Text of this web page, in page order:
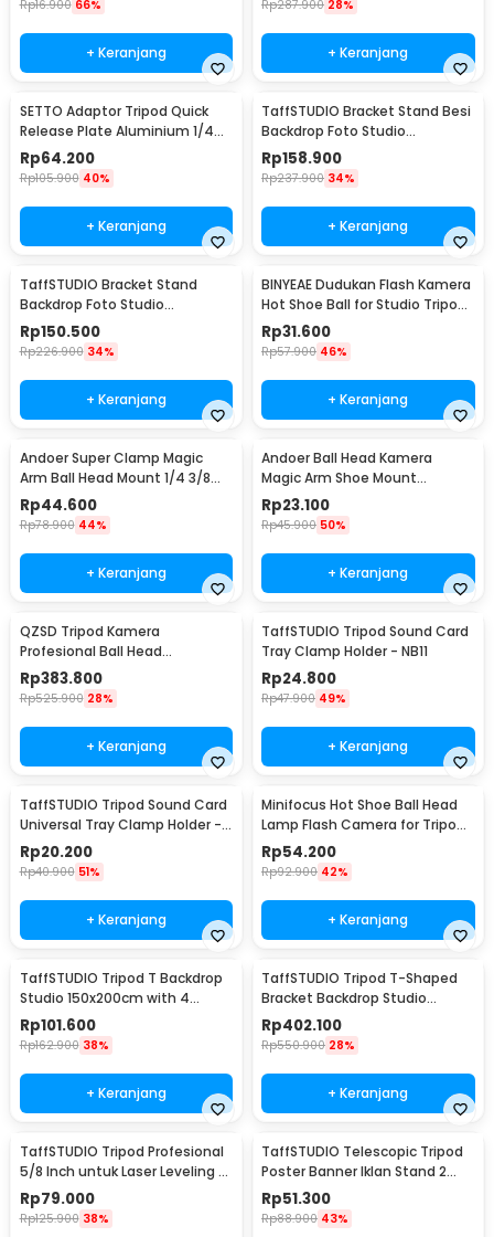
Rp16.900 66%
+ Keranjang
Rp287.900 28%
+ Keranjang
SETTO Adaptor Tripod Quick
Release Plate Aluminium 1/4
and 3/8 Inch - P200
Rp64.200
Rp105.900 40%
+ Keranjang
TaffSTUDIO Bracket Stand Besi
Backdrop Foto Studio
200x200cm - DD-110
Rp158.900
Rp237.900 34%
+ Keranjang
TaffSTUDIO Bracket Stand
Backdrop Foto Studio
200x160cm - DD-110
Rp150.500
Rp226.900 34%
+ Keranjang
BINYEAE Dudukan Flash Kamera
Hot Shoe Ball for Studio Tripod
Type D - QM3623
Rp31.600
Rp57.900 46%
+ Keranjang
Andoer Super Clamp Magic
Arm Ball Head Mount 1/4 3/8
Inch - 1420
Rp44.600
Rp78.900 44%
+ Keranjang
Andoer Ball Head Kamera
Magic Arm Shoe Mount
Adapter 1/4 Inch - H032
Rp23.100
Rp45.900 50%
+ Keranjang
QZSD Tripod Kamera
Profesional Ball Head
Horizontal Mount 1.54M - Q-
202F
Rp383.800
Rp525.900 28%
+ Keranjang
TaffSTUDIO Tripod Sound Card
Tray Clamp Holder - NB11
Rp24.800
Rp47.900 49%
+ Keranjang
TaffSTUDIO Tripod Sound Card
Universal Tray Clamp Holder -
NB-12
Rp20.200
Rp40.900 51%
+ Keranjang
Minifocus Hot Shoe Ball Head
Lamp Flash Camera for Tripod
1/4 Inch - MF-1901
Rp54.200
Rp92.900 42%
+ Keranjang
TaffSTUDIO Tripod T Backdrop
Studio 150x200cm with 4
Clamp - DD-111
Rp101.600
Rp162.900 38%
+ Keranjang
TaffSTUDIO Tripod T-Shaped
Bracket Backdrop Studio
300x280cm - DD-112
Rp402.100
Rp550.900 28%
+ Keranjang
TaffSTUDIO Tripod Profesional
5/8 Inch untuk Laser Leveling -
T609
Rp79.000
Rp125.900 38%
TaffSTUDIO Telescopic Tripod
Poster Banner Iklan Stand 2
Section - FC-281
Rp51.300
Rp88.900 43%